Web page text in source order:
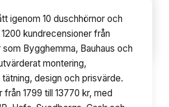
10avsnitt
igenom 10 duschhörnor och
kundrecensioner från
Bygghemma, Bauhaus och
montering,
design och prisvärde.
från 1799 till 13770 kr, med